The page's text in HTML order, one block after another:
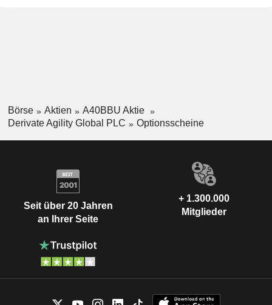
Börse Aktien
A40BBU Aktie
Derivate Agility Global PLC
Optionsscheine
Seit über 20 Jahren
an Ihrer Seite
+ 1.300.000
Mitglieder